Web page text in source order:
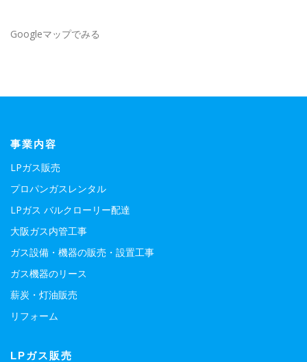
Googleマップでみる
事業内容
LPガス販売
プロパンガスレンタル
LPガス バルクローリー配達
大阪ガス内管工事
ガス設備・機器の販売・設置工事
ガス機器のリース
薪炭・灯油販売
リフォーム
LPガス販売